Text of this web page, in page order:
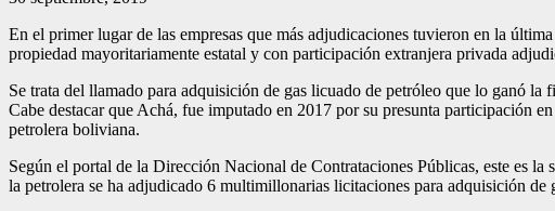
En el primer lu­gar de las em­presas que más adjudicaciones tuvieron en la
propiedad mayoritariamente estatal y con participación ex­tranjera privada
Se trata del llamado para adquisición de gas licuado de petróleo que lo ganó
Cabe destacar que Achá, fue imputado en 2017 por su presunta par­ticipación
petrolera boliviana.
Según el portal de la Di­rección Nacional de Con­trataciones Públicas, este es
la petrolera se ha adjudicado 6 multimi­llonarias licitaciones para adquisición de